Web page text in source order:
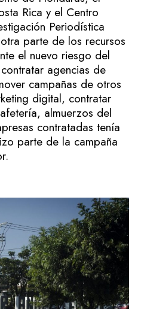
Rica y el Centro
Periodística
parte de los recursos
el nuevo riesgo del
agencias de
campañas de otros
digital, contratar
almuerzos del
contratadas tenía
parte de la campaña